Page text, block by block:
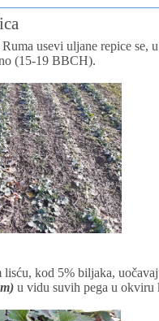
usevi uljane repice se,
(15-19 BBCH).
lisću, kod 5% biljaka,
u vidu suvih pega u